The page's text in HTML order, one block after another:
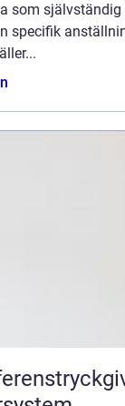
som
specifik